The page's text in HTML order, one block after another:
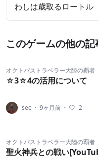
わしは歳取るロートル
このゲームの他の記
オクトパストラベラー大陸の覇者
☆3☆4の活用について
see ・ 9ヶ月前 ・ 2
オクトパストラベラー大陸の覇者
聖火神兵との戦い